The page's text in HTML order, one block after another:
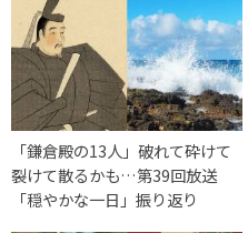
「鎌倉殿の13人」破れて砕けて
裂けて散るかも…第39回放送
「穏やかな一日」振り返り